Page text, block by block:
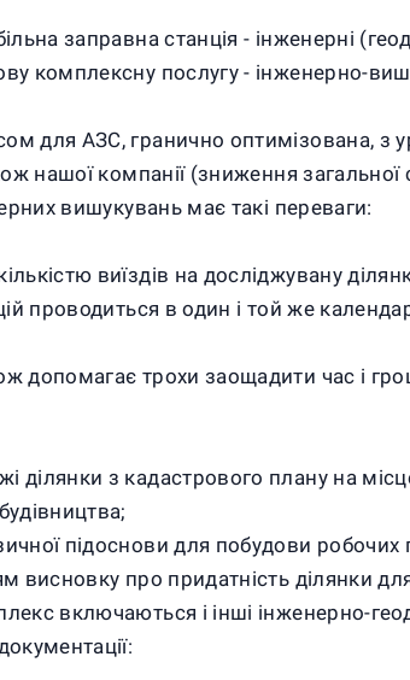
заправна станція - інженерні
комплексну послугу - інженерно-
для АЗС, гранично оптимізована, з
нашої компанії (зниження загальної
вишукувань має такі переваги:
виїздів на досліджувану
проводиться в один і той же
допомагає трохи заощадити час і
з кадастрового плану на
підоснови для побудови робочих
висновку про придатність ділянки
включаються і інші інженерно-